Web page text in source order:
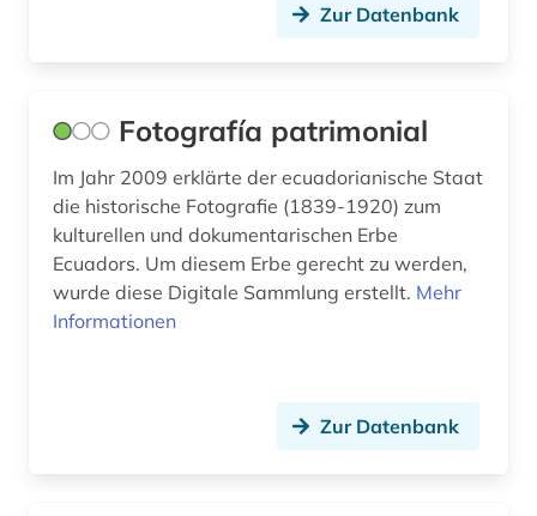
ostafrika (1)
osteuropa (1)
paris (1)
photographie (2)
plakat (1)
populärkultur (4)
Zur Datenbank
Fotografía patrimonial
Im Jahr 2009 erklärte der ecuadorianische Staat
die historische Fotografie (1839-1920) zum
kulturellen und dokumentarischen Erbe
Ecuadors. Um diesem Erbe gerecht zu werden,
wurde diese Digitale Sammlung erstellt. Mehr
Informationen
Zur Datenbank